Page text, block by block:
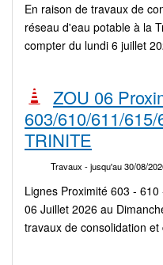
En raison de travaux de
réseau d'eau potable à la
compter du lundi 6 juillet
ZOU 06
603/610/611/
TRINITE
Travaux - jusqu'au 30/08/
Lignes Proximité 603 -
06 Juillet 2026 au
travaux de consolidation